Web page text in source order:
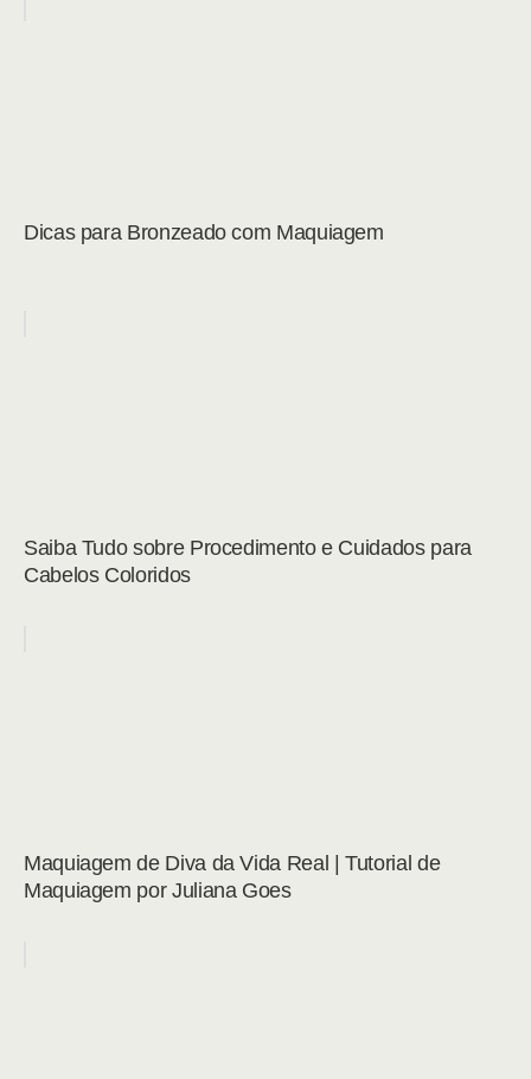
Dicas para Bronzeado com Maquiagem
Saiba Tudo sobre Procedimento e Cuidados para
Cabelos Coloridos
Maquiagem de Diva da Vida Real | Tutorial de
Maquiagem por Juliana Goes